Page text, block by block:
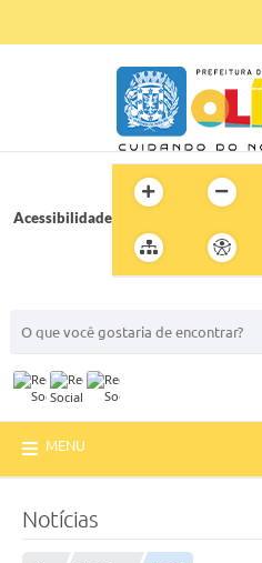
Acessibilidade
MENU
Notícias